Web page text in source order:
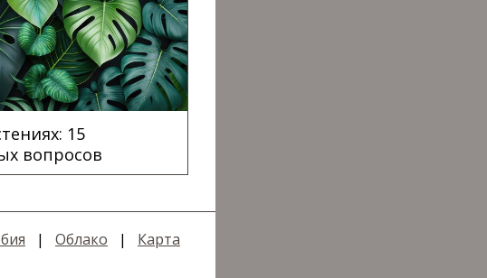
15
вопросов
| Облако |
Карта